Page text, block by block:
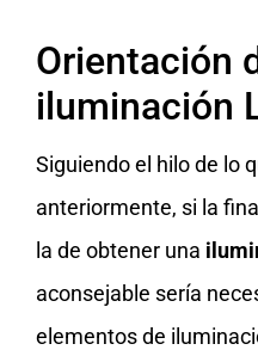
Orientación
iluminación
Siguiendo el hilo de lo
anteriormente, si la
la de obtener una
aconsejable sería
elementos de